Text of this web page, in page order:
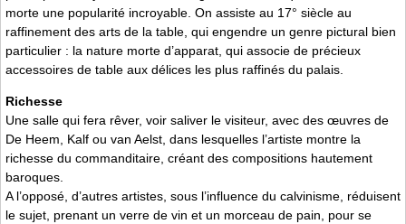
morte une popularité incroyable. On assiste au 17° siècle au
raffinement des arts de la table, qui engendre un genre pictural bien
particulier : la nature morte d’apparat, qui associe de précieux
accessoires de table aux délices les plus raffinés du palais.
Richesse
Une salle qui fera rêver, voir saliver le visiteur, avec des œuvres de
De Heem, Kalf ou van Aelst, dans lesquelles l’artiste montre la
richesse du commanditaire, créant des compositions hautement
baroques.
A l’opposé, d’autres artistes, sous l’influence du calvinisme, réduisent
le sujet, prenant un verre de vin et un morceau de pain, pour se